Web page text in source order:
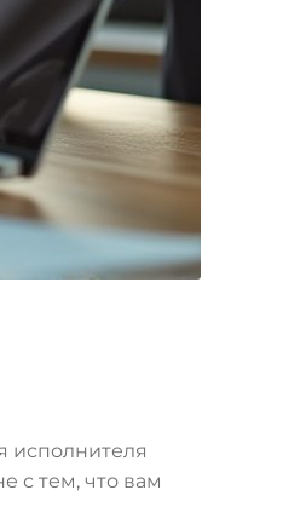
исполнителя
с тем, что вам